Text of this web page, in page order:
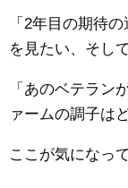
「2年目の期待
を見たい、そし
「あのベテラン
ァームの調子は
ここが気になっ